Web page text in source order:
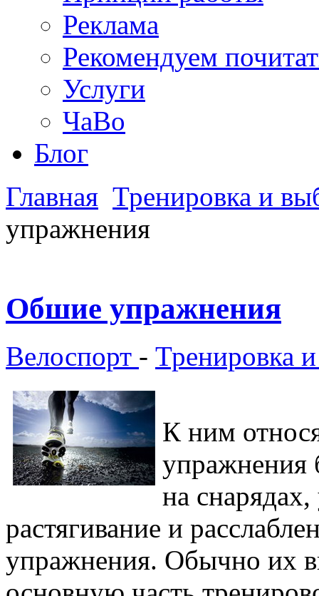
Реклама
Рекомендуем
Услуги
ЧаВо
Блог
Главная Тренировка и
упражнения
Обшие упражнения
Велоспорт - Тренировка
К ним
упражнения
на
растягивание и
упражнения. Обычно их